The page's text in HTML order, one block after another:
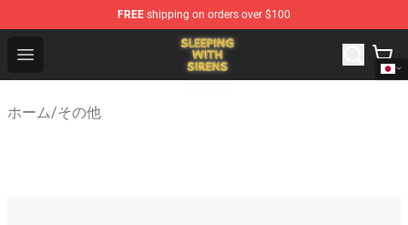
FREE shipping on orders over $100
Open menu
Sleeping With Sirens Store - Official Sleeping With
ホーム/その他